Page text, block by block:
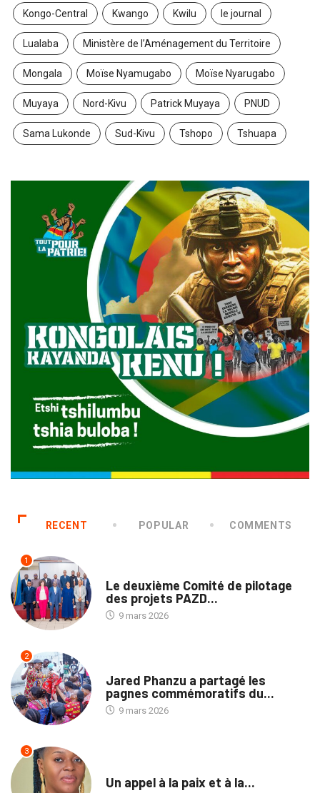
Kongo-Central Kwango Kwilu le journal
Lualaba Ministère de l’Aménagement du Territoire
Mongala Moïse Nyamugabo Moïse Nyarugabo
Muyaya Nord-Kivu Patrick Muyaya PNUD
Sama Lukonde Sud-Kivu Tshopo Tshuapa
RECENT POPULAR COMMENTS
1
Le deuxième Comité de pilotage
des projets PAZD...
9 mars 2026
2
Jared Phanzu a partagé les
pagnes commémoratifs du...
9 mars 2026
3
Un appel à la paix et à la...